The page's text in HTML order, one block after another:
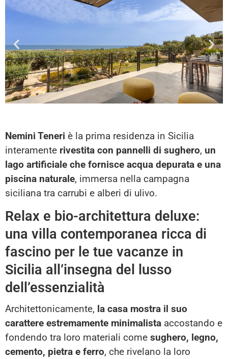
Nemini Teneri è la prima residenza in Sicilia
interamente rivestita con pannelli di sughero, un
lago artificiale che fornisce acqua depurata e una
piscina naturale, immersa nella campagna
siciliana tra carrubi e alberi di ulivo.
Relax e bio-architettura deluxe:
una villa contemporanea ricca di
fascino per le tue vacanze in
Sicilia all’insegna del lusso
dell’essenzialità
Architettonicamente, la casa mostra il suo
carattere estremamente minimalista accostando e
fondendo tra loro materiali come sughero, legno,
cemento, pietra e ferro, che rivelano la loro